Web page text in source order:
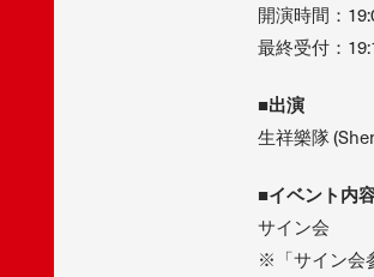
開演時間：
最終受付：
■出演
生祥樂隊
■イベント内
サイン会
※「サイン会